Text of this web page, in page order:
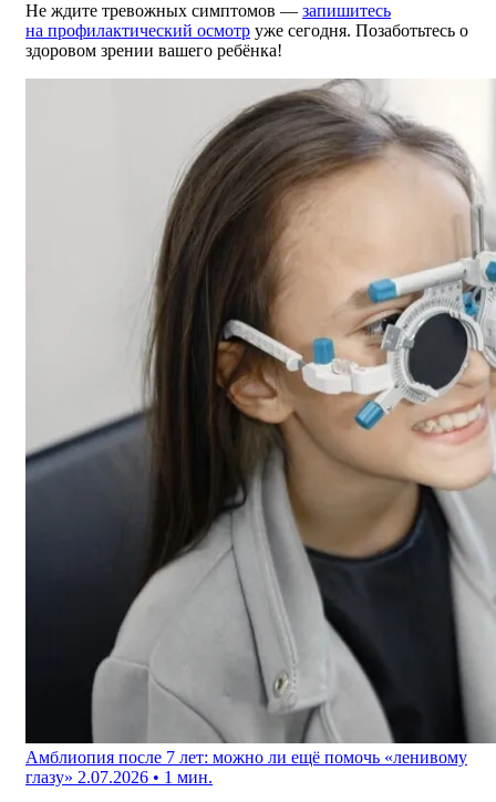
Не ждите тревожных симптомов — запишитесь
на профилактический осмотр уже сегодня. Позаботьтесь о
здоровом зрении вашего ребёнка!
Амблиопия после 7 лет: можно ли ещё помочь «ленивому
глазу» 2.07.2026 • 1 мин.